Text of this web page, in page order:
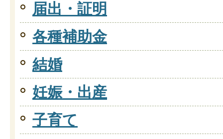
届出・証明
各種補助金
結婚
妊娠・出産
子育て